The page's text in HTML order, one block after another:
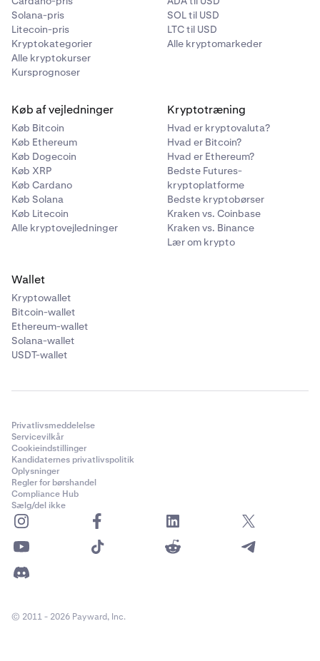
Solana-pris
Litecoin-pris
Kryptokategorier
Alle kryptokurser
Kursprognoser
SOL til USD
LTC til USD
Alle kryptomarkeder
Køb af vejledninger
Køb Bitcoin
Køb Ethereum
Køb Dogecoin
Køb XRP
Køb Cardano
Køb Solana
Køb Litecoin
Alle kryptovejledninger
Kryptotræning
Hvad er kryptovaluta?
Hvad er Bitcoin?
Hvad er Ethereum?
Bedste Futures-
kryptoplatforme
Bedste kryptobørser
Kraken vs. Coinbase
Kraken vs. Binance
Lær om krypto
Wallet
Kryptowallet
Bitcoin-wallet
Ethereum-wallet
Solana-wallet
USDT-wallet
Privatlivsmeddelelse
Servicevilkår
Cookieindstillinger
Kandidaternes privatlivspolitik
Oplysninger
Regler for børshandel
Compliance Hub
Sælg/del ikke
© 2011 - 2026 Payward, Inc.